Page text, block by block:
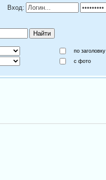
Вход:
по заголовку
c фото